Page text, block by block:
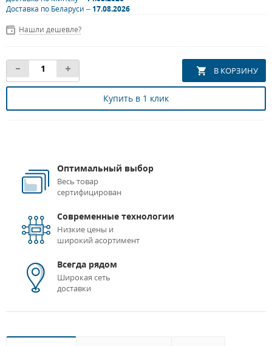
Доставка по Беларуси –17.08.2026
Нашли дешевле?
Купить в 1 клик
Оптимальный выбор
Весь товар
сертифицирован
Современные технологии
Низкие цены и
широкий асортимент
Всегда рядом
Широкая сеть
доставки